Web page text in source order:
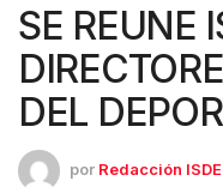
SE REUNE
DEL
por Redacción ISDE